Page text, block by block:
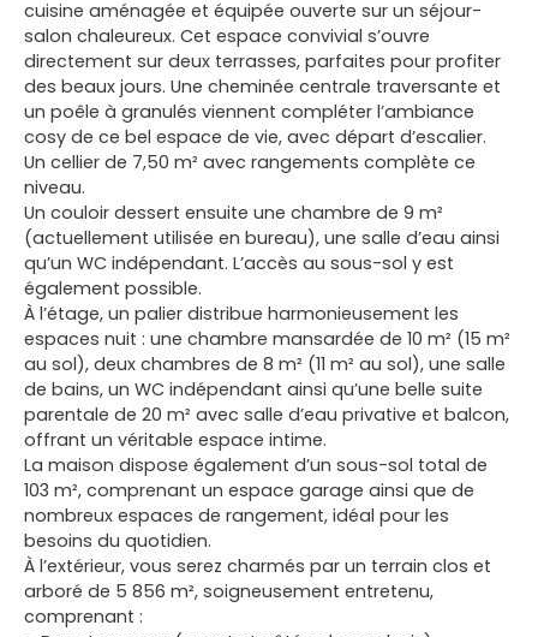
cuisine aménagée et équipée ouverte sur un séjour-
salon chaleureux. Cet espace convivial s’ouvre
directement sur deux terrasses, parfaites pour profiter
des beaux jours. Une cheminée centrale traversante et
un poêle à granulés viennent compléter l’ambiance
cosy de ce bel espace de vie, avec départ d’escalier.
Un cellier de 7,50 m² avec rangements complète ce
niveau.
Un couloir dessert ensuite une chambre de 9 m²
(actuellement utilisée en bureau), une salle d’eau ainsi
qu’un WC indépendant. L’accès au sous-sol y est
également possible.
À l’étage, un palier distribue harmonieusement les
espaces nuit : une chambre mansardée de 10 m² (15 m²
au sol), deux chambres de 8 m² (11 m² au sol), une salle
de bains, un WC indépendant ainsi qu’une belle suite
parentale de 20 m² avec salle d’eau privative et balcon,
offrant un véritable espace intime.
La maison dispose également d’un sous-sol total de
103 m², comprenant un espace garage ainsi que de
nombreux espaces de rangement, idéal pour les
besoins du quotidien.
À l’extérieur, vous serez charmés par un terrain clos et
arboré de 5 856 m², soigneusement entretenu,
comprenant :